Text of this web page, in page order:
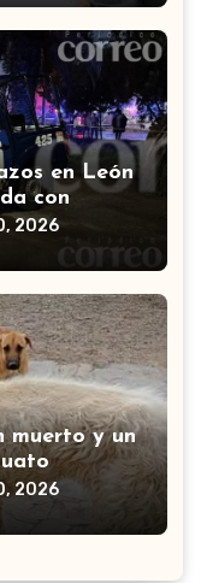
en León
con
2026
muerto y un
2026